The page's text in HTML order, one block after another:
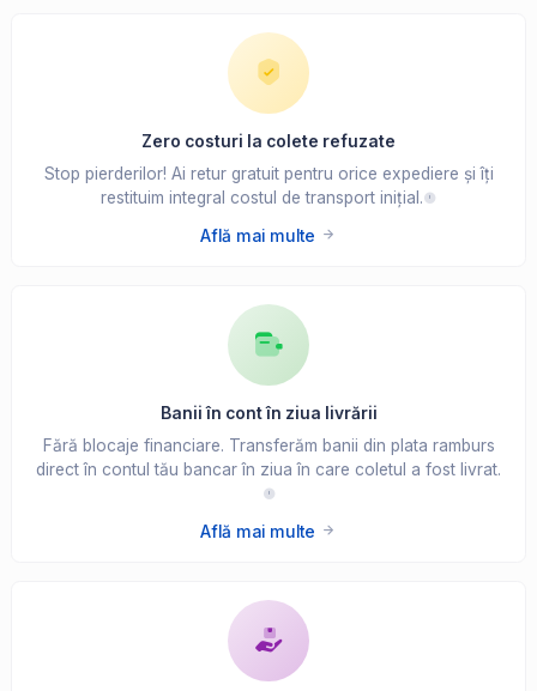
Zero costuri la colete refuzate
Stop pierderilor! Ai retur gratuit pentru orice expediere și îți
restituim integral costul de transport inițial.
Află mai multe
Banii în cont în ziua livrării
Fără blocaje financiare. Transferăm banii din plata ramburs
direct în contul tău bancar în ziua în care coletul a fost livrat.
Află mai multe